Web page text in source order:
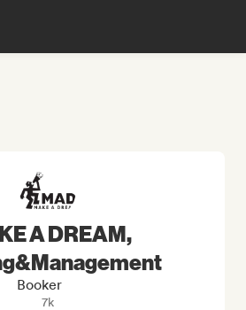
A DREAM,
Booker
7k